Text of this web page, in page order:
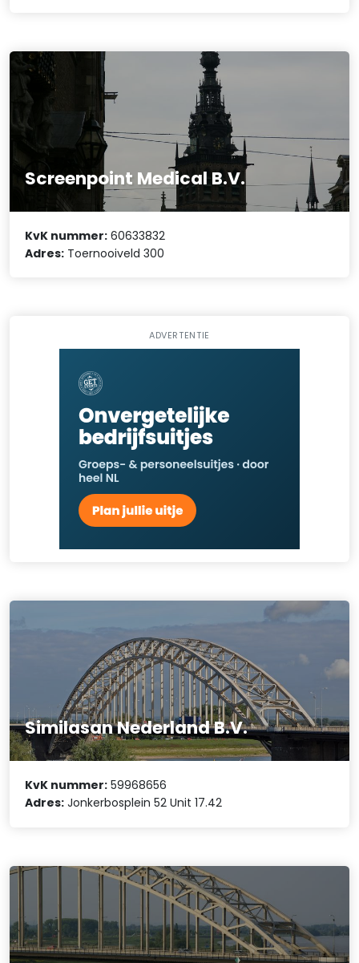
Screenpoint Medical B.V.
KvK nummer: 60633832
Adres: Toernooiveld 300
ADVERTENTIE
Similasan Nederland B.V.
KvK nummer: 59968656
Adres: Jonkerbosplein 52 Unit 17.42